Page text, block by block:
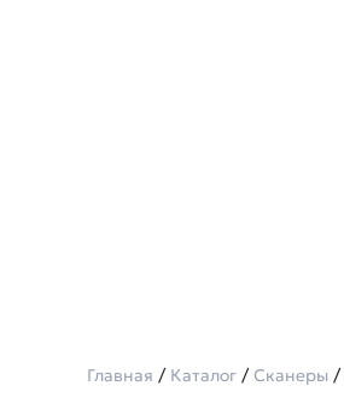
Главная / Каталог /Сканеры /